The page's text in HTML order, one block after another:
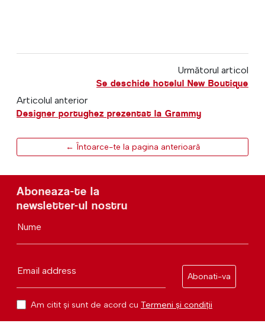
Următorul articol
Se deschide hotelul New Boutique
Articolul anterior
Designer portughez prezentat la Grammy
← Întoarce-te la pagina anterioară
Aboneaza-te la
newsletter-ul nostru
Nume
Email address
Abonati-va
Am citit și sunt de acord cu Termeni și condiții